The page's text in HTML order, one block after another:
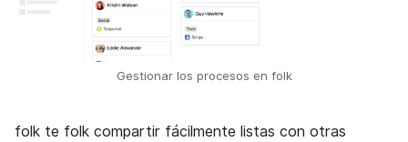
Gestionar los procesos en folk
folk te folk compartir fácilmente listas con otras